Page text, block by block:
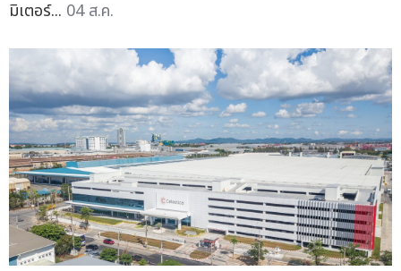
มิเตอร์... 04 ส.ค.